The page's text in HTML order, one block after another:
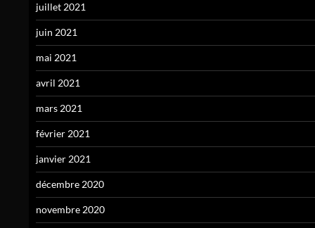
juillet 2021
juin 2021
mai 2021
avril 2021
mars 2021
février 2021
janvier 2021
décembre 2020
novembre 2020